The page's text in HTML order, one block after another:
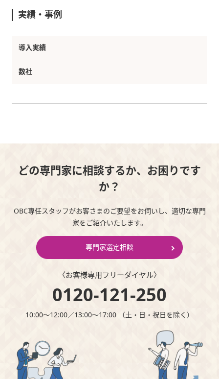
実績・事例
導入実績
数社
どの専門家に相談するか、お困りです
か？
OBC専任スタッフがお客さまのご要望をお伺いし、適切な専門
家をご紹介いたします。
専門家選定相談
〈お客様専⽤フリーダイヤル〉
0120-121-250
10:00～12:00∕13:00～17:00 （⼟・⽇・祝⽇を除く）